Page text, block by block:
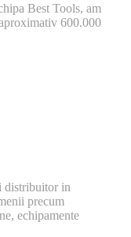
Best Tools, am
600.000
distribuitor in
precum
echipamente